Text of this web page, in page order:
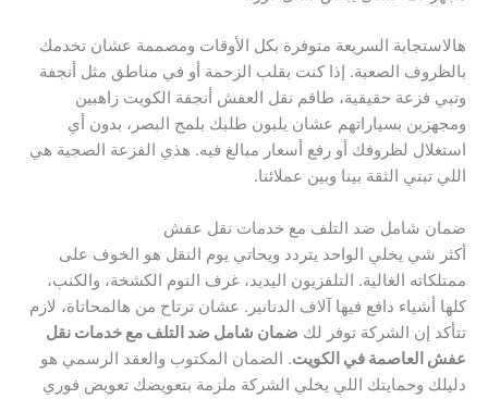
هالاستجابة السريعة متوفرة بكل الأوقات ومصممة عشان تخدمك
بالظروف الصعبة. إذا كنت بقلب الزحمة أو في مناطق مثل أنجفة
وتبي فزعة حقيقية، طاقم نقل العفش أنجفة الكويت زاهبين
ومجهزين بسياراتهم عشان يلبون طلبك بلمح البصر، بدون أي
استغلال لظروفك أو رفع أسعار مبالغ فيه. هذي الفزعة الصجية هي
اللي تبني الثقة بينا وبين عملائنا.
ضمان شامل ضد التلف مع خدمات نقل عفش
أكثر شي يخلي الواحد يتردد ويحاتي يوم النقل هو الخوف على
ممتلكاته الغالية. التلفزيون اليديد، غرف النوم الكشخة، والكنب،
كلها أشياء دافع فيها آلاف الدنانير. عشان ترتاح من هالمحاتاة، لازم
تتأكد إن الشركة توفر لك ضمان شامل ضد التلف مع خدمات نقل
عفش العاصمة في الكويت. الضمان المكتوب والعقد الرسمي هو
دليلك وحمايتك اللي يخلي الشركة ملزمة بتعويضك تعويض فوري